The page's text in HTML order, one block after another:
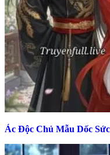
Ác Độc Chủ Mẫu Dốc